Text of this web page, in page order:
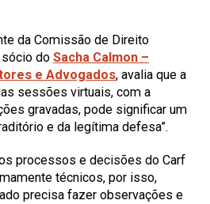
da Comissão de Direito
sócio do Sacha Calmon –
e Advogados, avalia que a
sessões virtuais, com a
gravadas, pode significar um
e da legítima defesa”.
processos e decisões do Carf
técnicos, por isso,
precisa fazer observações e